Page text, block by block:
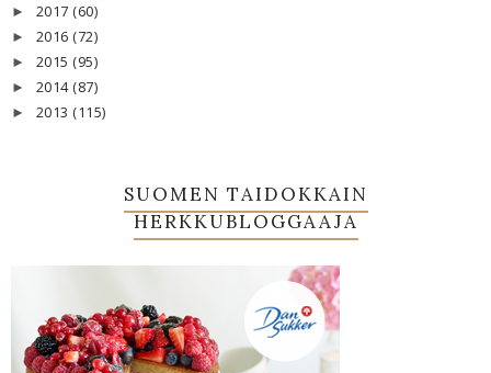
► 2017 (60)
► 2016 (72)
► 2015 (95)
► 2014 (87)
► 2013 (115)
SUOMEN TAIDOKKAIN
HERKKUBLOGGAAJA